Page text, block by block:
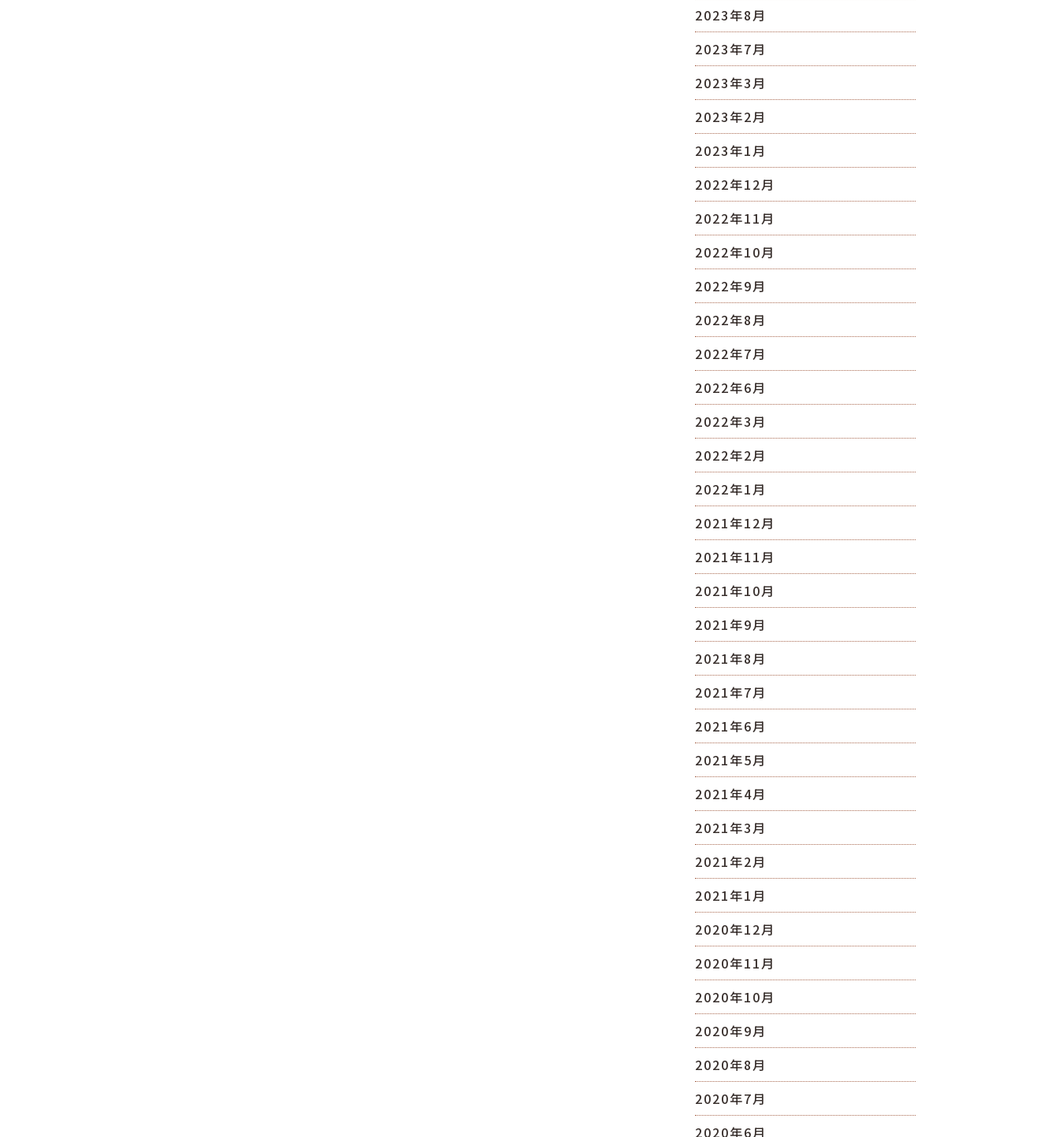
2023年8月
2023年7月
2023年3月
2023年2月
2023年1月
2022年12月
2022年11月
2022年10月
2022年9月
2022年8月
2022年7月
2022年6月
2022年3月
2022年2月
2022年1月
2021年12月
2021年11月
2021年10月
2021年9月
2021年8月
2021年7月
2021年6月
2021年5月
2021年4月
2021年3月
2021年2月
2021年1月
2020年12月
2020年11月
2020年10月
2020年9月
2020年8月
2020年7月
2020年6月